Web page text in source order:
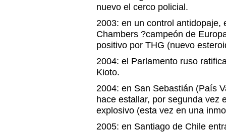
nuevo el cerco policial.
2003: en un control antidopaje,
Chambers ?campeón de
positivo por THG (nuevo
2004: el Parlamento ruso
Kioto.
2004: en San Sebastián (País
hace estallar, por segunda vez
explosivo (esta vez en una
2005: en Santiago de Chile